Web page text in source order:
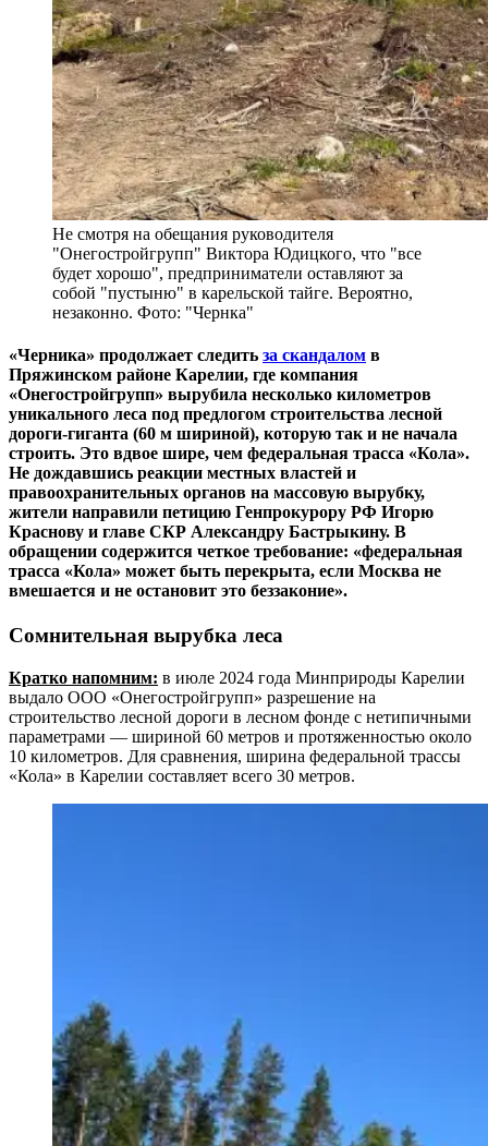
Не смотря на обещания руководителя
"Онегостройгрупп" Виктора Юдицкого, что "все
будет хорошо", предприниматели оставляют за
собой "пустыню" в карельской тайге. Вероятно,
незаконно. Фото: "Чернка"
«Черника» продолжает следить за скандалом в
Пряжинском районе Карелии, где компания
«Онегостройгрупп» вырубила несколько километров
уникального леса под предлогом строительства лесной
дороги-гиганта (60 м шириной), которую так и не начала
строить. Это вдвое шире, чем федеральная трасса «Кола».
Не дождавшись реакции местных властей и
правоохранительных органов на массовую вырубку,
жители направили петицию Генпрокурору РФ Игорю
Краснову и главе СКР Александру Бастрыкину. В
обращении содержится четкое требование: «федеральная
трасса «Кола» может быть перекрыта, если Москва не
вмешается и не остановит это беззаконие».
Сомнительная вырубка леса
Кратко напомним: в июле 2024 года Минприроды Карелии
выдало ООО «Онегостройгрупп» разрешение на
строительство лесной дороги в лесном фонде с нетипичными
параметрами — шириной 60 метров и протяженностью около
10 километров. Для сравнения, ширина федеральной трассы
«Кола» в Карелии составляет всего 30 метров.